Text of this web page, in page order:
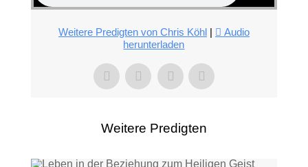
Weitere Predigten von Chris Köhl|
Audio
herunterladen
Weitere Predigten